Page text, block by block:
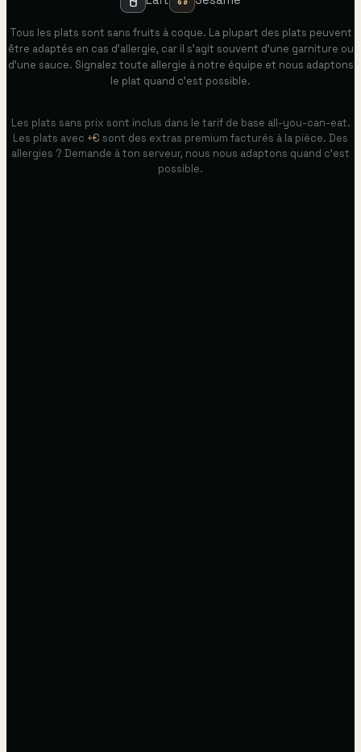
Tous les plats sont sans fruits à coque. La plupart des plats peuvent
être adaptés en cas d'allergie, car il s'agit souvent d'une garniture ou
d'une sauce. Signalez toute allergie à notre équipe et nous adaptons
le plat quand c'est possible.
Les plats sans prix sont inclus dans le tarif de base all-you-can-eat.
Les plats avec +€ sont des extras premium facturés à la pièce. Des
allergies ? Demande à ton serveur, nous nous adaptons quand c'est
possible.